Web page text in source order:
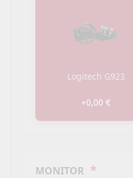
Logitech G923
+0,00 €
MONITOR *